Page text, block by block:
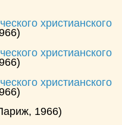
христианского
христианского
христианского
1966)